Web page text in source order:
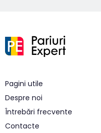
Pagini utile
Despre noi
Întrebări frecvente
Contacte